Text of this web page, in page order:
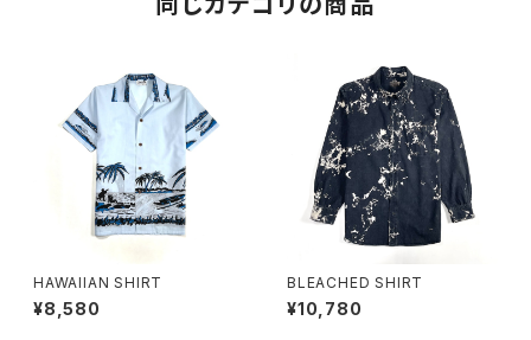
HAWAIIAN SHIRT
¥8,580
BLEACHED SHIRT
¥10,780